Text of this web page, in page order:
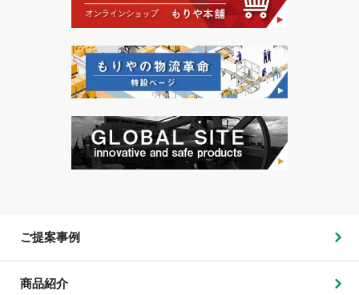
ご提案事例
商品紹介